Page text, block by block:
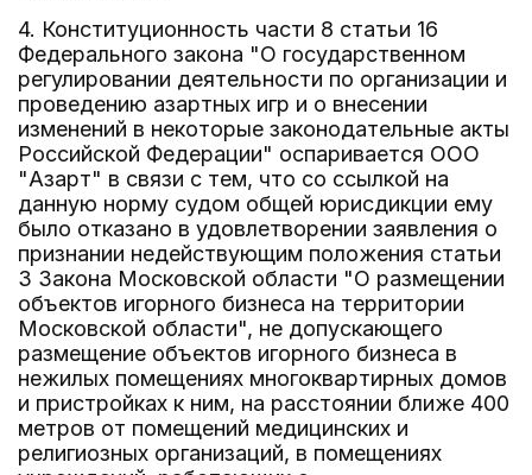
4. Конституционность части 8 статьи 16
Федерального закона "О государственном
регулировании деятельности по организации и
проведению азартных игр и о внесении
изменений в некоторые законодательные акты
Российской Федерации" оспаривается ООО
"Азарт" в связи с тем, что со ссылкой на
данную норму судом общей юрисдикции ему
было отказано в удовлетворении заявления о
признании недействующим положения статьи
3 Закона Московской области "О размещении
объектов игорного бизнеса на территории
Московской области", не допускающего
размещение объектов игорного бизнеса в
нежилых помещениях многоквартирных домов
и пристройках к ним, на расстоянии ближе 400
метров от помещений медицинских и
религиозных организаций, в помещениях